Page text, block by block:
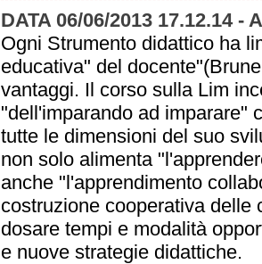
DATA 06/06/2013 17.12.14 -
Ogni Strumento didattico ha
educativa" del
vantaggi. Il corso sulla Lim
"dell'imparando ad imparare"
tutte le dimensioni del suo
non solo alimenta
anche "l'apprendimento
costruzione cooperativa delle
dosare tempi e modalità
e nuove strategie didattiche.